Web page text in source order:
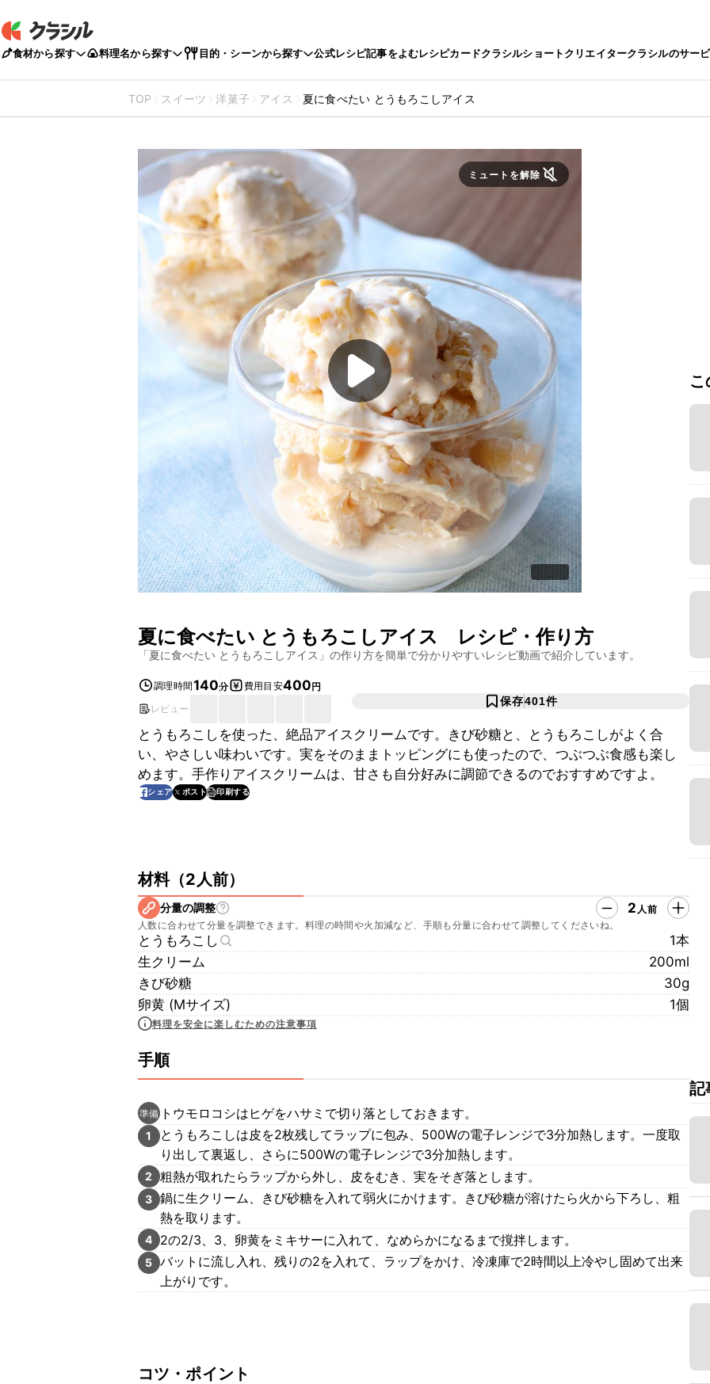
食材から探す 料理名から探す 目的・シーンから探す 公式レシピ記事をよむレシピカードクラシルショートクリエイタークラシルのサー
TOP スイーツ 洋菓子 アイス 夏に食べたい とうもろこしアイス
ミュートを解除
夏に食べたい とうもろこしアイス レシピ・作り方
「夏に食べたい とうもろこしアイス 」の作り方を簡単で分かりやすいレシピ動画で紹介しています。
調理時間140分 費用目安400円
レビュー
保存401件
とうもろこしを使った、絶品アイスクリームです。きび砂糖と、とうもろこしがよく合
い、やさしい味わいです。実をそのままトッピングにも使ったので、つぶつぶ食感も楽し
めます。手作りアイスクリームは、甘さも自分好みに調節できるのでおすすめですよ。
シェア ポスト 印刷する
材料（2人前）
分量の調整 2 人前
人数に合わせて分量を調整できます。料理の時間や火加減など、手順も分量に合わせて調整してくださいね。
とうもろこし
1本
生クリーム
200ml
きび砂糖
30g
卵黄 (Mサイズ)
1個
料理を安全に楽しむための注意事項
手順
準備 トウモロコシはヒゲをハサミで切り落としておきます。
1
とうもろこしは皮を2枚残してラップに包み、500Wの電子レンジで3分加熱します。一度取
り出して裏返し、さらに500Wの電子レンジで3分加熱します。
2 粗熱が取れたらラップから外し、皮をむき、実をそぎ落とします。
3 鍋に生クリーム、きび砂糖を入れて弱火にかけます。きび砂糖が溶けたら火から下ろし、粗
熱を取ります。
4 2の2/3、3、卵黄をミキサーに入れて、なめらかになるまで撹拌します。
5 バットに流し入れ、残りの2を入れて、ラップをかけ、冷凍庫で2時間以上冷やし固めて出来
上がりです。
コツ・ポイント
記